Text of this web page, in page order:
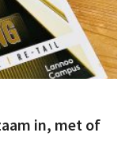
in, met of